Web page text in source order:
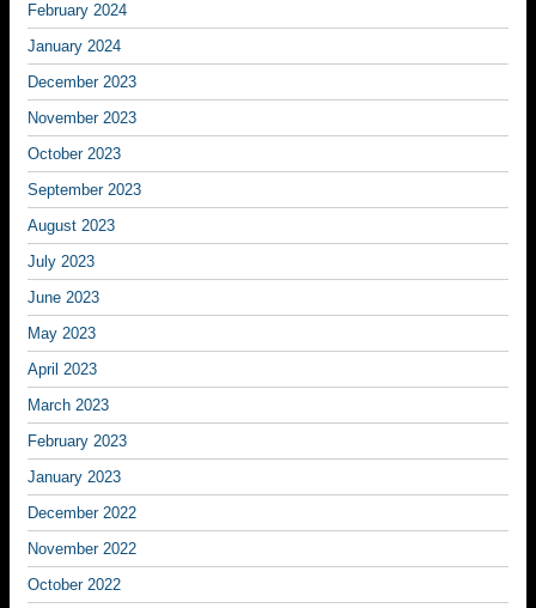
February 2024
January 2024
December 2023
November 2023
October 2023
September 2023
August 2023
July 2023
June 2023
May 2023
April 2023
March 2023
February 2023
January 2023
December 2022
November 2022
October 2022